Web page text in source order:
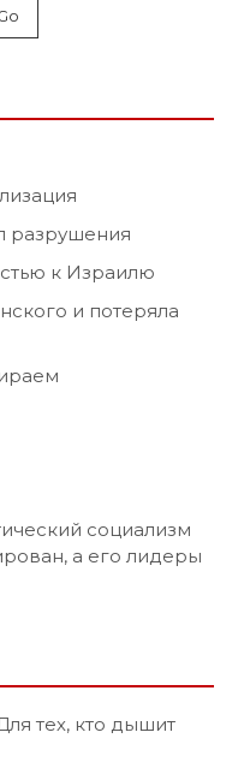
разрушения
к Израилю
и потеряла
социализм
а его лидеры
тех, кто дышит